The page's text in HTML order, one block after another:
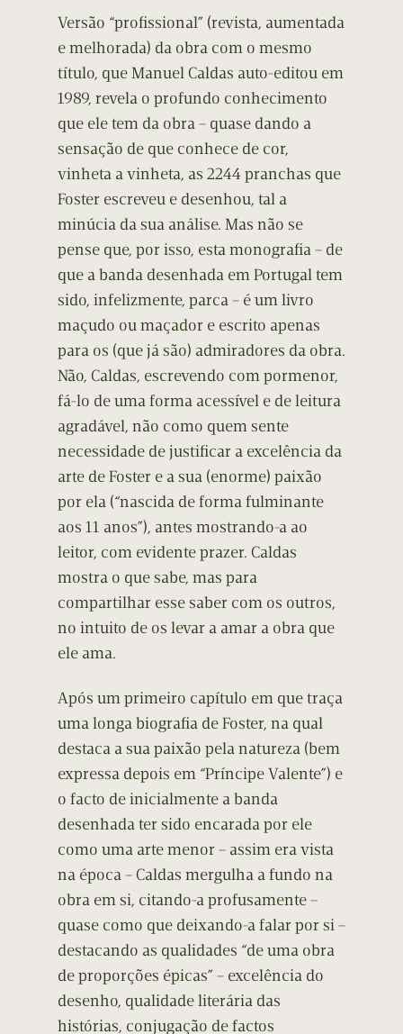
Versão “profissional” (revista, aumentada
e melhorada) da obra com o mesmo
título, que Manuel Caldas auto-editou em
1989, revela o profundo conhecimento
que ele tem da obra – quase dando a
sensação de que conhece de cor,
vinheta a vinheta, as 2244 pranchas que
Foster escreveu e desenhou, tal a
minúcia da sua análise. Mas não se
pense que, por isso, esta monografia – de
que a banda desenhada em Portugal tem
sido, infelizmente, parca – é um livro
maçudo ou maçador e escrito apenas
para os (que já são) admiradores da obra.
Não, Caldas, escrevendo com pormenor,
fá-lo de uma forma acessível e de leitura
agradável, não como quem sente
necessidade de justificar a excelência da
arte de Foster e a sua (enorme) paixão
por ela (“nascida de forma fulminante
aos 11 anos”), antes mostrando-a ao
leitor, com evidente prazer. Caldas
mostra o que sabe, mas para
compartilhar esse saber com os outros,
no intuito de os levar a amar a obra que
ele ama.
Após um primeiro capítulo em que traça
uma longa biografia de Foster, na qual
destaca a sua paixão pela natureza (bem
expressa depois em “Príncipe Valente”) e
o facto de inicialmente a banda
desenhada ter sido encarada por ele
como uma arte menor – assim era vista
na época – Caldas mergulha a fundo na
obra em si, citando-a profusamente –
quase como que deixando-a falar por si –
destacando as qualidades “de uma obra
de proporções épicas” – excelência do
desenho, qualidade literária das
histórias, conjugação de factos